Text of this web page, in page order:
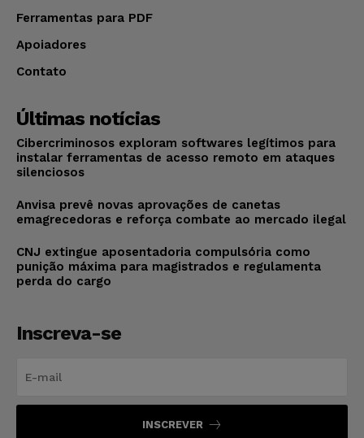
Ferramentas para PDF
Apoiadores
Contato
Últimas notícias
Cibercriminosos exploram softwares legítimos para
instalar ferramentas de acesso remoto em ataques
silenciosos
Anvisa prevê novas aprovações de canetas
emagrecedoras e reforça combate ao mercado ilegal
CNJ extingue aposentadoria compulsória como
punição máxima para magistrados e regulamenta
perda do cargo
Inscreva-se
INSCREVER